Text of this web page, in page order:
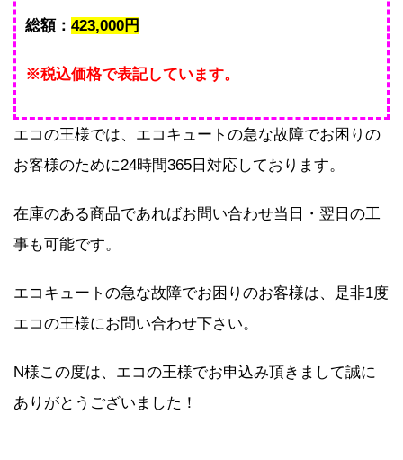
総額： 423,000円
※税込価格で表記しています。
エコの王様では、エコキュートの急な故障でお困りの
お客様のために24時間365日対応しております。
在庫のある商品であればお問い合わせ当日・翌日の工
事も可能です。
エコキュートの急な故障でお困りのお客様は、是非1度
エコの王様にお問い合わせ下さい。
N様この度は、エコの王様でお申込み頂きまして誠に
ありがとうございました！